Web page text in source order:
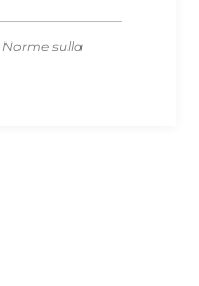
Norme sulla